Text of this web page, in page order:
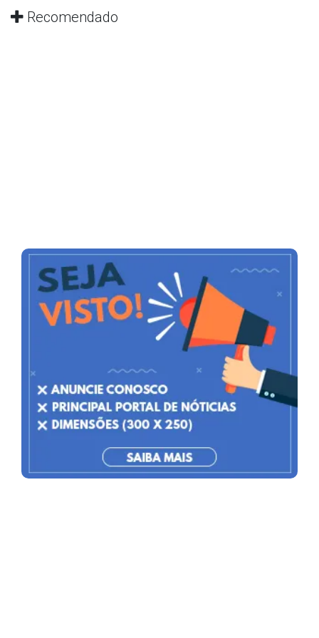
Recomendado